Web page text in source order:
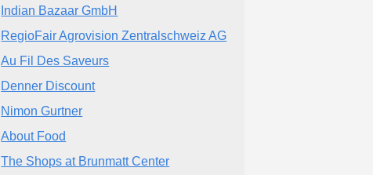
Indian Bazaar GmbH
RegioFair Agrovision Zentralschweiz AG
Au Fil Des Saveurs
Denner Discount
Nimon Gurtner
About Food
The Shops at Brunmatt Center